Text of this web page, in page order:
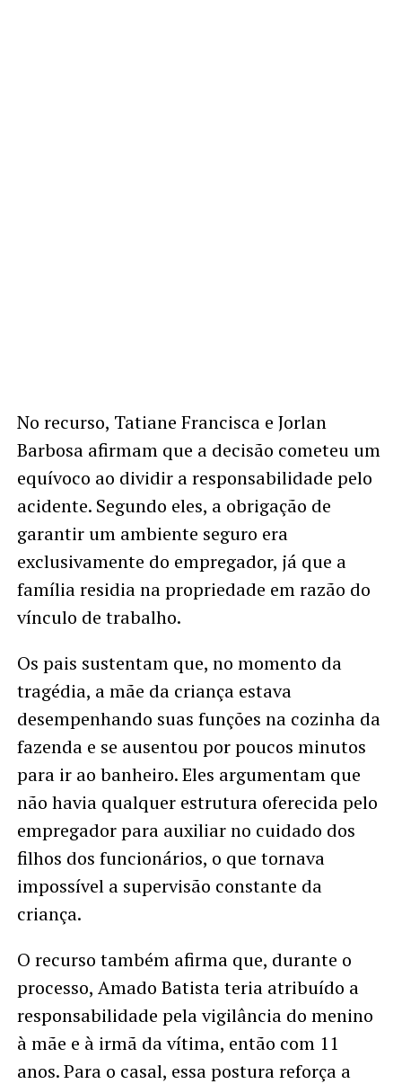
No recurso, Tatiane Francisca e Jorlan
Barbosa afirmam que a decisão cometeu um
equívoco ao dividir a responsabilidade pelo
acidente. Segundo eles, a obrigação de
garantir um ambiente seguro era
exclusivamente do empregador, já que a
família residia na propriedade em razão do
vínculo de trabalho.
Os pais sustentam que, no momento da
tragédia, a mãe da criança estava
desempenhando suas funções na cozinha da
fazenda e se ausentou por poucos minutos
para ir ao banheiro. Eles argumentam que
não havia qualquer estrutura oferecida pelo
empregador para auxiliar no cuidado dos
filhos dos funcionários, o que tornava
impossível a supervisão constante da
criança.
O recurso também afirma que, durante o
processo, Amado Batista teria atribuído a
responsabilidade pela vigilância do menino
à mãe e à irmã da vítima, então com 11
anos. Para o casal, essa postura reforça a